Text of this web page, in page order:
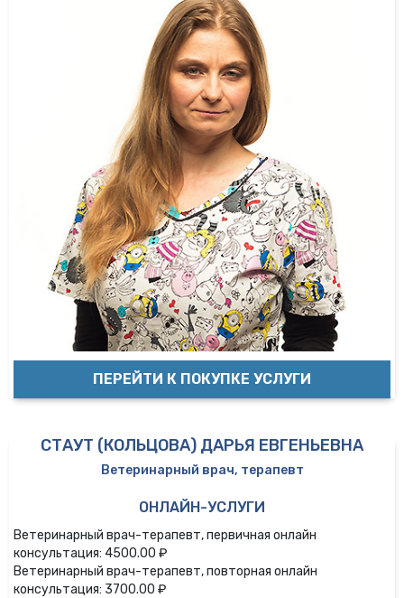
ПЕРЕЙТИ К ПОКУПКЕ УСЛУГИ
СТАУТ (КОЛЬЦОВА) ДАРЬЯ ЕВГЕНЬЕВНА
Ветеринарный врач, терапевт
ОНЛАЙН-УСЛУГИ
Ветеринарный врач-терапевт, первичная онлайн
консультация: 4500.00 ₽
Ветеринарный врач-терапевт, повторная онлайн
консультация: 3700.00 ₽